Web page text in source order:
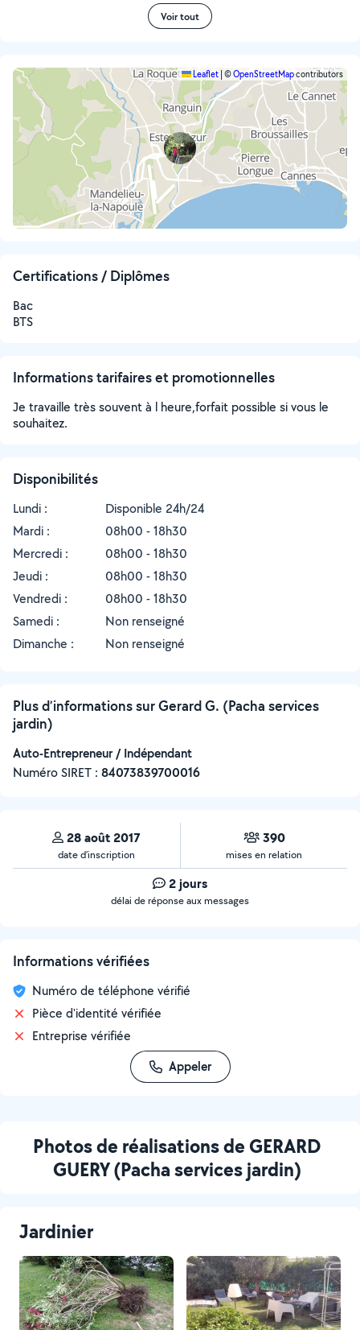
Voir tout
Leaflet ©OpenStreetMapcontributors
Certifications / Diplômes
Bac
BTS
Informations tarifaires et promotionnelles
Je travaille très souvent à l heure,forfait possible si vous le
souhaitez.
Disponibilités
Lundi :
Disponible 24h/24
Mardi :
08h00 - 18h30
Mercredi :
08h00 - 18h30
Jeudi :
08h00 - 18h30
Vendredi :
08h00 - 18h30
Samedi :
Non renseigné
Dimanche :
Non renseigné
Plus d’informations sur Gerard G. (Pacha services
jardin)
Auto-Entrepreneur / Indépendant
Numéro SIRET : ‍84073839700016
28 août 2017
date d’inscription
390
mises en relation
2 jours
délai de réponse aux messages
Informations vérifiées
Numéro de téléphone vérifié
Pièce d'identité vérifiée
Entreprise vérifiée
Appeler
Photos de réalisations de GERARD
GUERY (Pacha services jardin)
Jardinier